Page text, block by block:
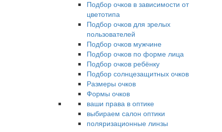
Подбор очков в зависимости от
цветотипа
Подбор очков для зрелых
пользователей
Подбор очков мужчине
Подбор очков по форме лица
Подбор очков ребёнку
Подбор солнцезащитных очков
Размеры очков
Формы очков
ваши права в оптике
выбираем салон оптики
поляризационные линзы